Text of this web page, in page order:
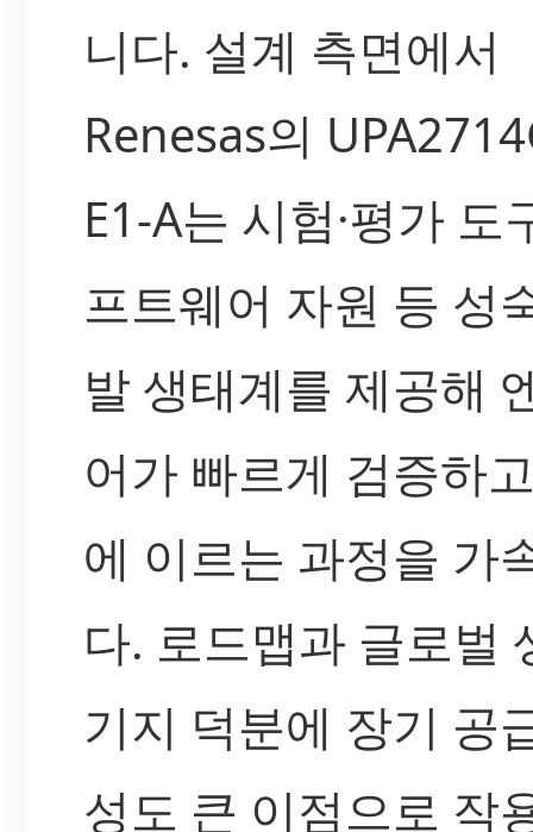
니다. 설계 측면에서
Renesas의
E1-A는 시험·평가 도
프트웨어 자원 등 성
발 생태계를 제공해
어가 빠르게 검증하
에 이르는 과정을 가
다. 로드맵과 글로벌
기지 덕분에 장기 공
성도 큰 이점으로 작